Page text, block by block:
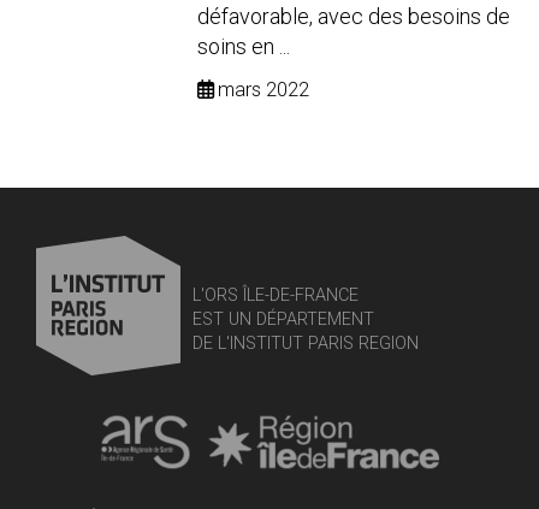
défavorable, avec des besoins de
soins en ...
mars 2022
L'ORS ÎLE-DE-FRANCE
EST UN DÉPARTEMENT
DE L'INSTITUT PARIS REGION